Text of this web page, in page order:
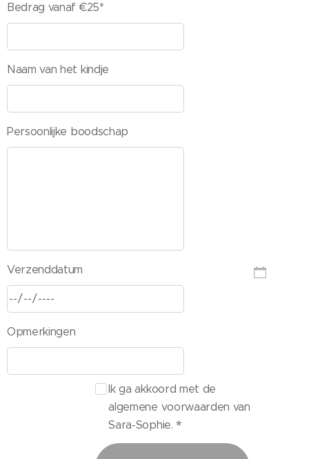
Bedrag vanaf €25*
Naam van het kindje
Persoonlijke boodschap
Verzenddatum
Opmerkingen
Ik ga akkoord met de
algemene voorwaarden van
Sara-Sophie.